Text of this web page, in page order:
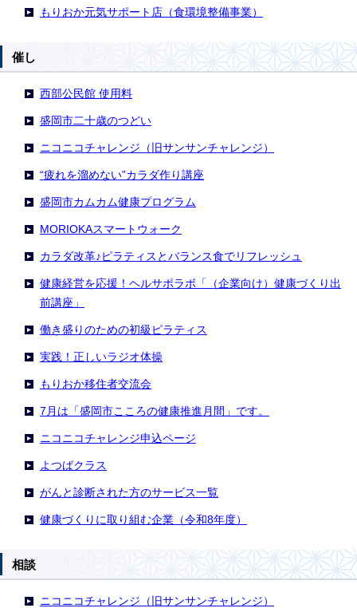
もりおか元気サポート店（食環境整備事業）
催し
西部公民館 使用料
盛岡市二十歳のつどい
ニコニコチャレンジ（旧サンサンチャレンジ）
“疲れを溜めない”カラダ作り講座
盛岡市カムカム健康プログラム
MORIOKAスマートウォーク
カラダ改革♪ピラティスとバランス食でリフレッシュ
健康経営を応援！ヘルサポラボ「（企業向け）健康づくり出
前講座」
働き盛りのための初級ピラティス
実践！正しいラジオ体操
もりおか移住者交流会
7月は「盛岡市こころの健康推進月間」です。
ニコニコチャレンジ申込ページ
よつばクラス
がんと診断された方のサービス一覧
健康づくりに取り組む企業（令和8年度）
相談
ニコニコチャレンジ（旧サンサンチャレンジ）